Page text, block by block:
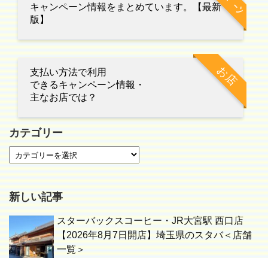
キャンペーン情報をまとめています。【最新
版】
お店
支払い方法で利用
できるキャンペーン情報・
主なお店では？
カテゴリー
新しい記事
スターバックスコーヒー・JR大宮駅 西口店
【2026年8月7日開店】埼玉県のスタバ＜店舗
一覧＞